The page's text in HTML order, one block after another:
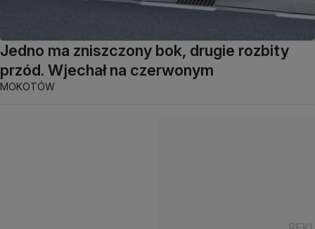
Jedno ma zniszczony bok, drugie rozbity
przód. Wjechał na czerwonym
MOKOTÓW